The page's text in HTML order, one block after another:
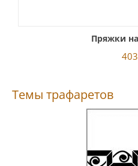
Пряжки
403
Темы трафаретов